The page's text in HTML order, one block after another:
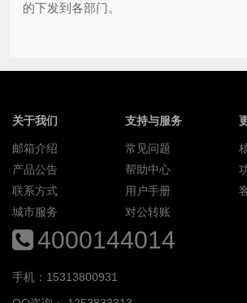
的下发到各部门。
关于我们
邮箱介绍
产品公告
联系方式
城市服务
支持与服务
常见问题
帮助中心
用户手册
对公转账
4000144014
手机：15313800931